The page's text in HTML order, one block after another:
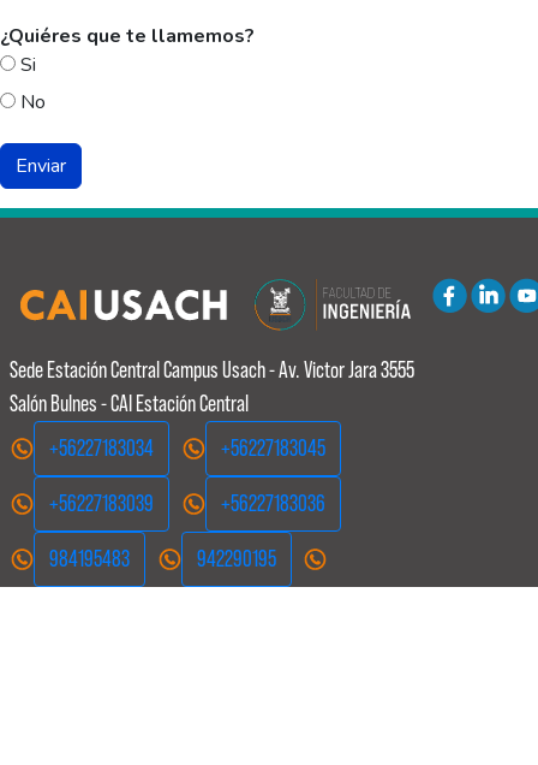
¿Quiéres que te llamemos?
Si
No
Sede Estación Central Campus Usach - Av. Victor Jara 3555
Salón Bulnes - CAI Estación Central
+56227183034
+56227183045
+56227183039 +56227183036
984195483 942290195